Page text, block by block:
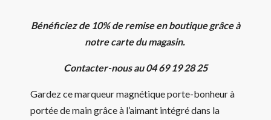
Bénéficiez de 10% de remise en boutique grâce à
notre carte du magasin.
Contacter-nous au 04 69 19 28 25
Gardez ce marqueur magnétique porte-bonheur à
portée de main grâce à l’aimant intégré dans la